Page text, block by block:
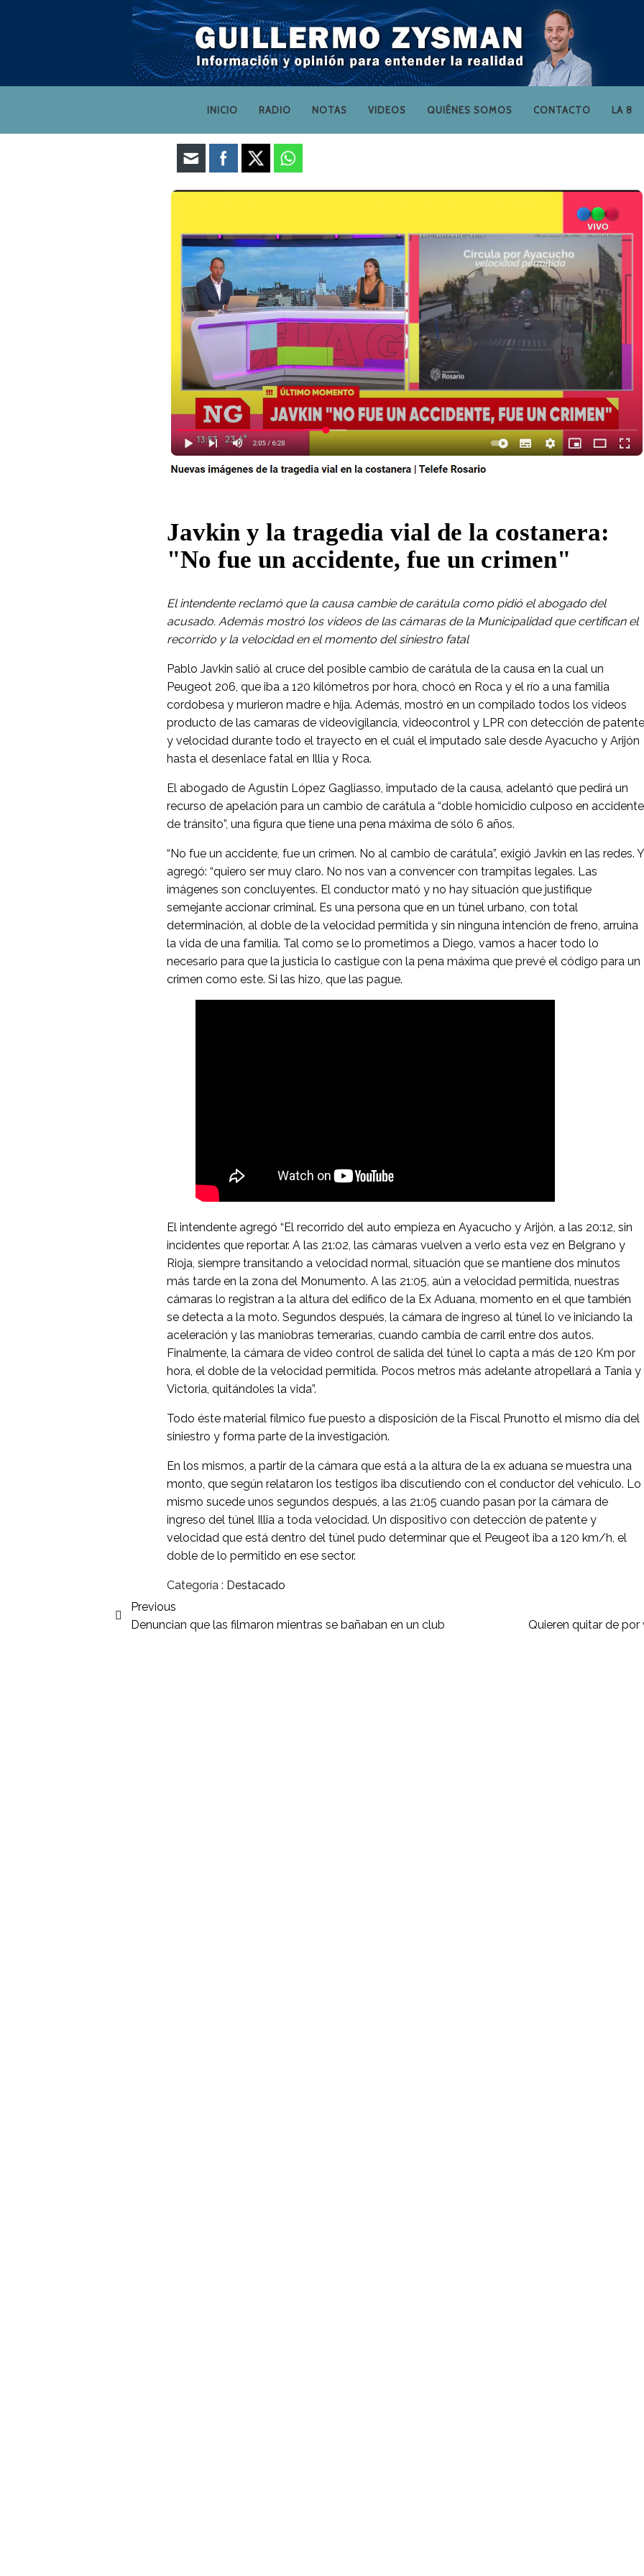
INICIO RADIO NOTAS VIDEOS QUIÉNES SOMOS CONTACTO LA 8
Javkin y la tragedia vial de la costanera:
"No fue un accidente, fue un crimen"
El intendente reclamó que la causa cambie de carátula como pidió el abogado del
acusado. Además mostró los videos de las cámaras de la Municipalidad que certifican el
recorrido y la velocidad en el momento del siniestro fatal
Pablo Javkin salió al cruce del posible cambio de carátula de la causa en la cual un
Peugeot 206, que iba a 120 kilómetros por hora, chocó en Roca y el río a una familia
cordobesa y murieron madre e hija. Además, mostró en un compilado todos los videos
producto de las camaras de videovigilancia, videocontrol y LPR con detección de patente
y velocidad durante todo el trayecto en el cuál el imputado sale desde Ayacucho y Arijón
hasta el desenlace fatal en Illia y Roca.
El abogado de Agustín López Gagliasso, imputado de la causa, adelantó que pedirá un
recurso de apelación para un cambio de carátula a “doble homicidio culposo en accidente
de tránsito”, una figura que tiene una pena máxima de sólo 6 años.
“No fue un accidente, fue un crimen. No al cambio de carátula”, exigió Javkin en las redes. Y
agregó: “quiero ser muy claro. No nos van a convencer con trampitas legales. Las
imágenes son concluyentes. El conductor mató y no hay situación que justifique
semejante accionar criminal. Es una persona que en un túnel urbano, con total
determinación, al doble de la velocidad permitida y sin ninguna intención de freno, arruina
la vida de una familia. Tal como se lo prometimos a Diego, vamos a hacer todo lo
necesario para que la justicia lo castigue con la pena máxima que prevé el código para un
crimen como este. Si las hizo, que las pague.
El intendente agregó “El recorrido del auto empieza en Ayacucho y Arijón, a las 20:12, sin
incidentes que reportar. A las 21:02, las cámaras vuelven a verlo esta vez en Belgrano y
Rioja, siempre transitando a velocidad normal, situación que se mantiene dos minutos
más tarde en la zona del Monumento. A las 21:05, aún a velocidad permitida, nuestras
cámaras lo registran a la altura del edifico de la Ex Aduana, momento en el que también
se detecta a la moto. Segundos después, la cámara de ingreso al túnel lo ve iniciando la
aceleración y las maniobras temerarias, cuando cambia de carril entre dos autos.
Finalmente, la cámara de video control de salida del túnel lo capta a más de 120 Km por
hora, el doble de la velocidad permitida. Pocos metros más adelante atropellará a Tania y
Victoria, quitándoles la vida”.
Todo éste material fílmico fue puesto a disposición de la Fiscal Prunotto el mismo día del
siniestro y forma parte de la investigación.
En los mismos, a partir de la cámara que está a la altura de la ex aduana se muestra una
monto, que según relataron los testigos iba discutiendo con el conductor del vehículo. Lo
mismo sucede unos segundos después, a las 21:05 cuando pasan por la cámara de
ingreso del túnel Illia a toda velocidad. Un dispositivo con detección de patente y
velocidad que está dentro del túnel pudo determinar que el Peugeot iba a 120 km/h, el
doble de lo permitido en ese sector.
Categoría : Destacado
Previous
Denuncian que las filmaron mientras se bañaban en un club
Quieren quitar de